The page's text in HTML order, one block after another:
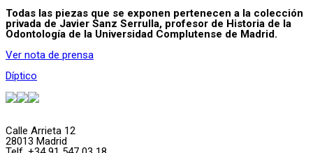
Todas las piezas que se exponen pertenecen a la colección
privada de Javier Sanz Serrulla, profesor de Historia de la
Odontología de la Universidad Complutense de Madrid.
Ver nota de prensa
Díptico
Calle Arrieta 12
28013 Madrid